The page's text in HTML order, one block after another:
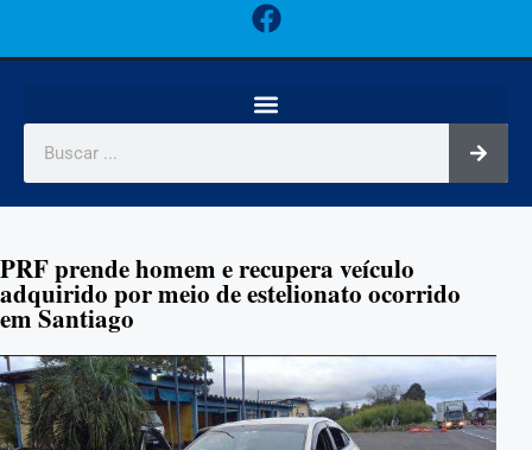
PRF prende homem e recupera veículo
adquirido por meio de estelionato ocorrido
em Santiago